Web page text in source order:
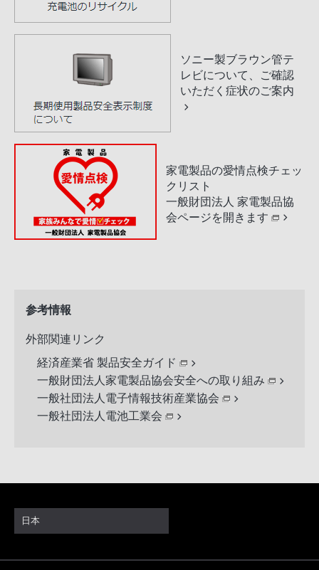
ソニー製ブラウン管テ
レビについて、ご確認
いただく症状のご案内
家電製品の愛情点検チェッ
クリスト
一般財団法人 家電製品協
会ページを開きます
参考情報
外部関連リンク
経済産業省 製品安全ガイド
一般財団法人家電製品協会安全への取り組み
一般社団法人電子情報技術産業協会
一般社団法人電池工業会
日本